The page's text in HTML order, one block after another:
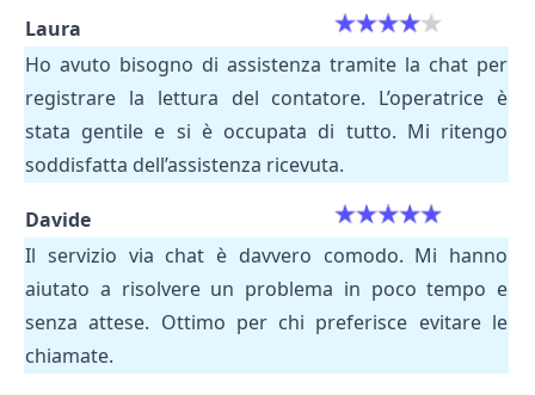
Laura
Ho avuto bisogno di assistenza tramite la chat per
registrare la lettura del contatore. L’operatrice è
stata gentile e si è occupata di tutto. Mi ritengo
soddisfatta dell’assistenza ricevuta.
Davide
Il servizio via chat è davvero comodo. Mi hanno
aiutato a risolvere un problema in poco tempo e
senza attese. Ottimo per chi preferisce evitare le
chiamate.